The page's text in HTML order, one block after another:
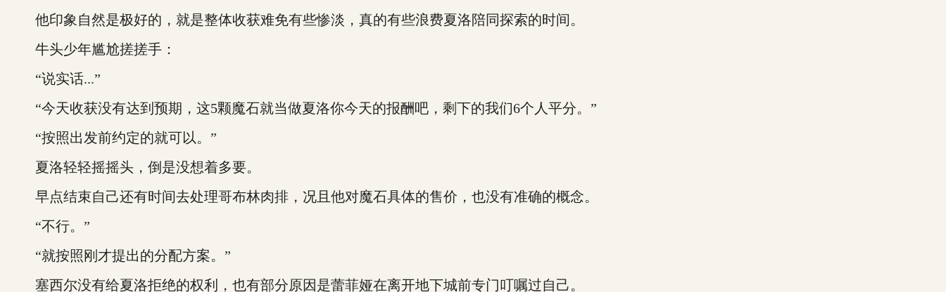
他印象自然是极好的，就是整体收获难免有些惨淡，真的有些浪费夏洛陪同探索的时间。
牛头少年尴尬搓搓手：
“说实话...”
“今天收获没有达到预期，这5颗魔石就当做夏洛你今天的报酬吧，剩下的我们6个人平分。”
“按照出发前约定的就可以。”
夏洛轻轻摇摇头，倒是没想着多要。
早点结束自己还有时间去处理哥布林肉排，况且他对魔石具体的售价，也没有准确的概念。
“不行。”
“就按照刚才提出的分配方案。”
塞西尔没有给夏洛拒绝的权利，也有部分原因是蕾菲娅在离开地下城前专门叮嘱过自己。